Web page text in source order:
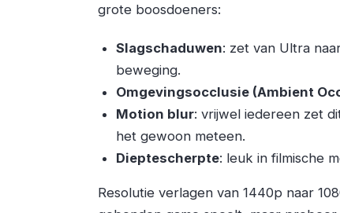
grote boosdoeners:
Slagschaduwen: zet van Ultra
beweging.
Omgevingsocclusie (Ambient
Motion blur: vrijwel iedereen zet
het gewoon meteen.
Dieptescherpte: leuk in filmische
Resolutie verlagen van 1440p naar